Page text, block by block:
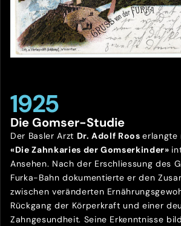
1925
Die Gomser-Studie
Der Basler Arzt Dr. Adolf Rooserlangte
«Die Zahnkaries der Gomserkinder»
Ansehen. Nach der Erschliessung des
Furka-Bahn dokumentierte er den
zwischen veränderten
Rückgang der Körperkraft und einer
Zahngesundheit. Seine Erkenntnisse